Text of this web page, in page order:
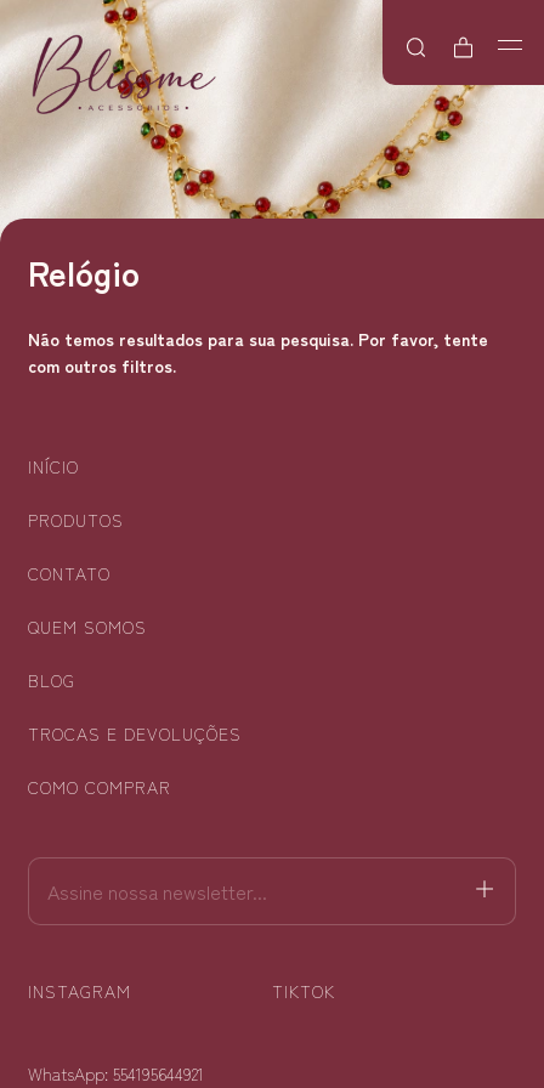
Relógio
Não temos resultados para sua pesquisa. Por favor, tente
com outros filtros.
INÍCIO
PRODUTOS
CONTATO
QUEM SOMOS
BLOG
TROCAS E DEVOLUÇÕES
COMO COMPRAR
INSTAGRAM TIKTOK
WhatsApp: 554195644921